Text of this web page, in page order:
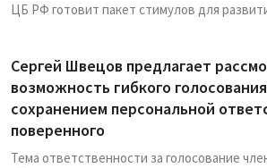
Статьи
Архив
База знаний
ЦБ РФ готовит пакет стимулов для
Сергей Швецов предлагает
возможность гибкого
сохранением персональной
поверенного
Тема ответственности за голосование